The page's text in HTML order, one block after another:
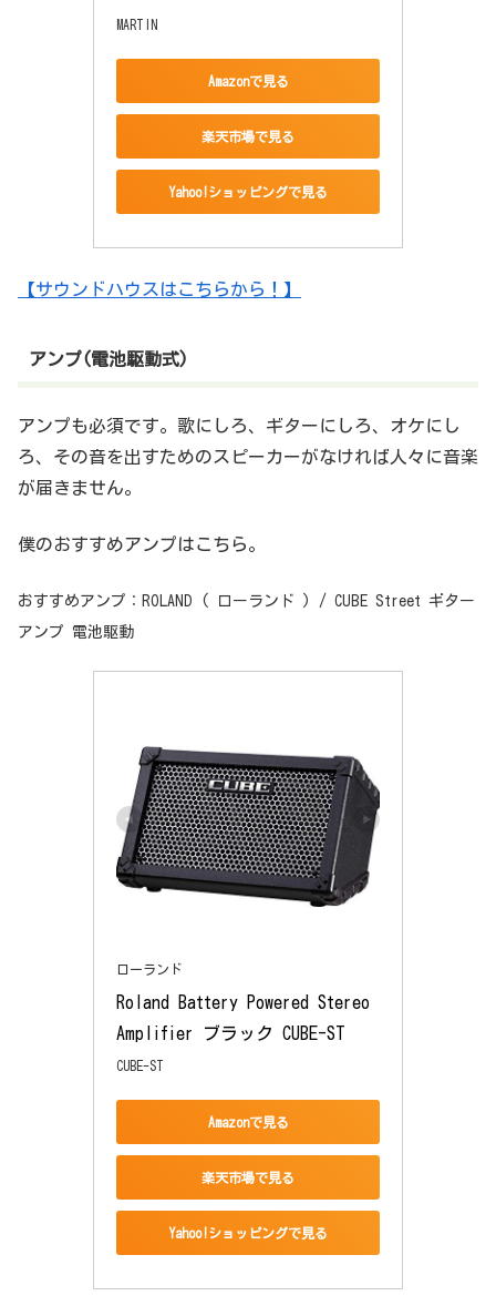
MARTIN
Amazonで見る
楽天市場で見る
Yahoo!ショッピングで見る
【サウンドハウスはこちらから！】
アンプ(電池駆動式)
アンプも必須です。歌にしろ、ギターにしろ、オケにし
ろ、その音を出すためのスピーカーがなければ人々に音楽
が届きません。
僕のおすすめアンプはこちら。
おすすめアンプ：ROLAND ( ローランド ) / CUBE Street ギター
アンプ 電池駆動
ローランド
Roland Battery Powered Stereo
Amplifier ブラック CUBE-ST
CUBE-ST
Amazonで見る
楽天市場で見る
Yahoo!ショッピングで見る